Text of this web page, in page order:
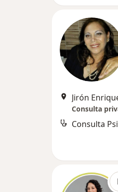
Jirón
Consulta
Consulta